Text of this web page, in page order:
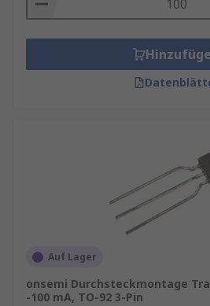
Auf Lager
onsemi Durchsteckmontage
-100 mA, TO-92 3-Pin